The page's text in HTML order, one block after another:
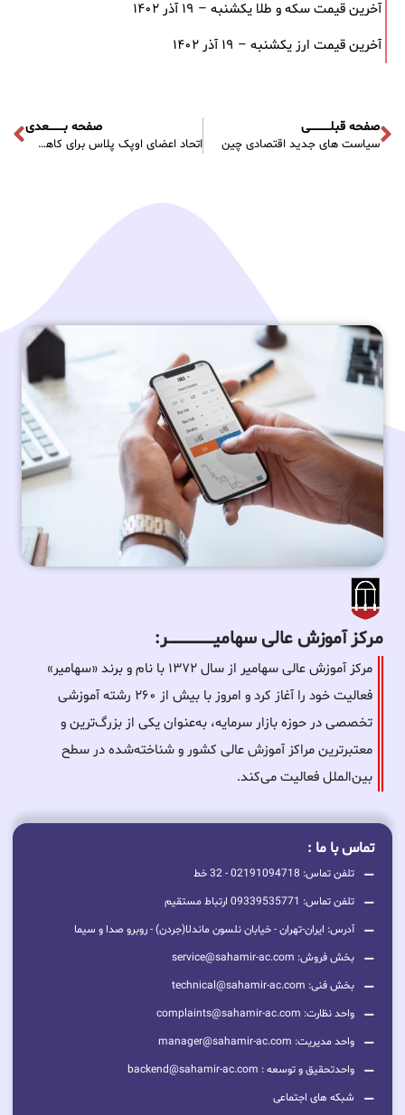
آخرین قیمت سکه و طلا یکشنبه – ۱۹ آذر ۱۴۰۲
آخرین قیمت ارز یکشنبه – ۱۹ آذر ۱۴۰۲
صفحه قبلـــــــــــی
سیاست های جدید اقتصادی چین
صفحه بــــــــعدی
اتحاد اعضای اوپک ‌پلاس برای کاهش تولید نفت
مرکز آموزش عالی سهامیـــــــــــــــــــــــــر:
مرکز آموزش عالی سهامیر از سال ۱۳۷۲ با نام و برند «سهامیر»
فعالیت خود را آغاز کرد و امروز با بیش از ۲۶۰ رشته آموزشی
تخصصی در حوزه بازار سرمایه، به‌عنوان یکی از بزرگ‌ترین و
معتبرترین مراکز آموزش عالی کشور و شناخته‌شده در سطح
بین‌الملل فعالیت می‌کند.
تماس با ما :
تلفن تماس: 02191094718 - 32 خط
تلفن تماس: 09339535771 ارتباط مستقیم
آدرس: ایران-تهران - خیابان نلسون ماندلا(جردن) - روبرو صدا و سیما
بخش فروش: service@sahamir-ac.com
بخش فنی: technical@sahamir-ac.com
واحد نظارت: complaints@sahamir-ac.com
واحد مدیریت: manager@sahamir-ac.com
واحدتحقیق و توسعه : backend@sahamir-ac.com
شبکه های اجتماعی